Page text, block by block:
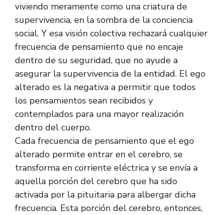
viviendo meramente como una criatura de
supervivencia, en la sombra de la conciencia
social. Y esa visión colectiva rechazará cualquier
frecuencia de pensamiento que no encaje
dentro de su seguridad, que no ayude a
asegurar la supervivencia de la entidad. El ego
alterado es la negativa a permitir que todos
los pensamientos sean recibidos y
contemplados para una mayor realización
dentro del cuerpo.
Cada frecuencia de pensamiento que el ego
alterado permite entrar en el cerebro, se
transforma en corriente eléctrica y se envía a
aquella porción del cerebro que ha sido
activada por la pituitaria para albergar dicha
frecuencia. Esta porción del cerebro, entonces,